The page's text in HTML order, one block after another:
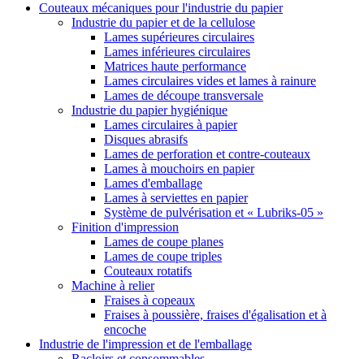
Couteaux mécaniques pour l'industrie du papier
Industrie du papier et de la cellulose
Lames supérieures circulaires
Lames inférieures circulaires
Matrices haute performance
Lames circulaires vides et lames à rainure
Lames de découpe transversale
Industrie du papier hygiénique
Lames circulaires à papier
Disques abrasifs
Lames de perforation et contre-couteaux
Lames à mouchoirs en papier
Lames d'emballage
Lames à serviettes en papier
Système de pulvérisation et « Lubriks-05 »
Finition d'impression
Lames de coupe planes
Lames de coupe triples
Couteaux rotatifs
Machine à relier
Fraises à copeaux
Fraises à poussière, fraises d'égalisation et à
encoche
Industrie de l'impression et de l'emballage